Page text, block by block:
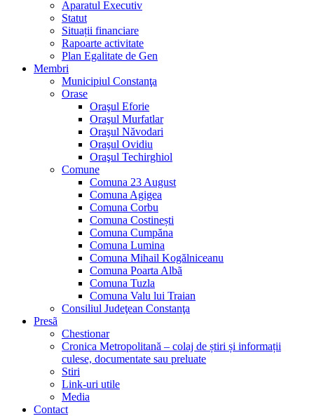
Aparatul Executiv
Statut
Situații financiare
Rapoarte activitate
Plan Egalitate de Gen
Membri
Municipiul Constanţa
Orase
Oraşul Eforie
Oraşul Murfatlar
Oraşul Năvodari
Oraşul Ovidiu
Oraşul Techirghiol
Comune
Comuna 23 August
Comuna Agigea
Comuna Corbu
Comuna Costinești
Comuna Cumpăna
Comuna Lumina
Comuna Mihail Kogălniceanu
Comuna Poarta Albã
Comuna Tuzla
Comuna Valu lui Traian
Consiliul Judeţean Constanţa
Presã
Chestionar
Cronica Metropolitană – colaj de știri și informații
culese, documentate sau preluate
Stiri
Link-uri utile
Media
Contact